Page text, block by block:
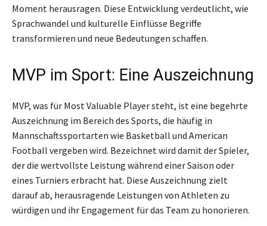
Moment herausragen. Diese Entwicklung verdeutlicht, wie
Sprachwandel und kulturelle Einflüsse Begriffe
transformieren und neue Bedeutungen schaffen.
MVP im Sport: Eine Auszeichnung
MVP, was für Most Valuable Player steht, ist eine begehrte
Auszeichnung im Bereich des Sports, die häufig in
Mannschaftssportarten wie Basketball und American
Football vergeben wird. Bezeichnet wird damit der Spieler,
der die wertvollste Leistung während einer Saison oder
eines Turniers erbracht hat. Diese Auszeichnung zielt
darauf ab, herausragende Leistungen von Athleten zu
würdigen und ihr Engagement für das Team zu honorieren.